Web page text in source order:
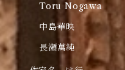
Toru Nogawa
中島華映
長瀬萬純